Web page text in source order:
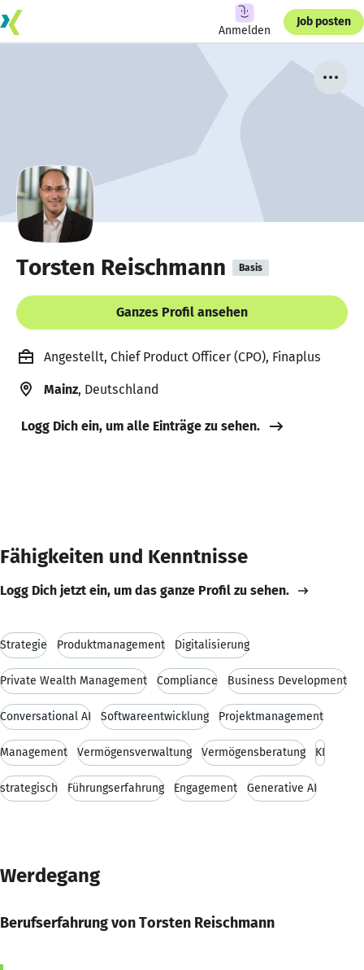
Anmelden
Job posten
Torsten Reischmann Basis
Ganzes Profil ansehen
Angestellt, Chief Product Officer (CPO), Finaplus
Mainz, Deutschland
Logg Dich ein, um alle Einträge zu sehen.
Fähigkeiten und Kenntnisse
Logg Dich jetzt ein, um das ganze Profil zu sehen.
Strategie Produktmanagement Digitalisierung
Private Wealth Management Compliance Business Development
Conversational AI Softwareentwicklung Projektmanagement
Management Vermögensverwaltung Vermögensberatung KI
strategisch Führungserfahrung Engagement Generative AI
Werdegang
Berufserfahrung von Torsten Reischmann